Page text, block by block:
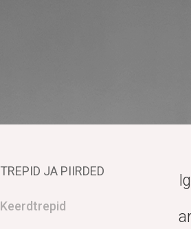
TREPID JA PIIRDED
Keerdtrepid